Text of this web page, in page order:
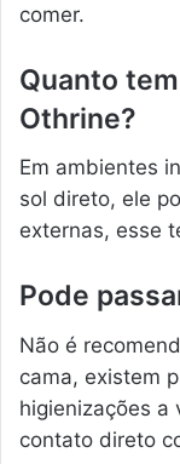
comer.
Quanto
Othrine?
Em ambientes
sol direto, ele
externas, esse
Pode
Não é
cama, existem
higienizações a
contato direto